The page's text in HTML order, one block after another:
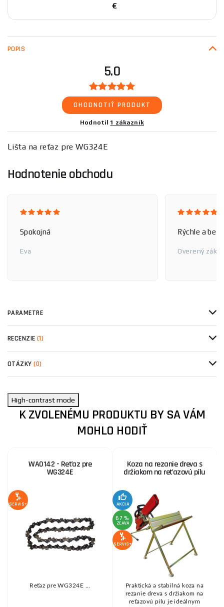
€
POPIS
5.0
OHODNOTIŤ PRODUKT
Hodnotil 1 zákazník
Lišta na reťaz pre WG324E
Hodnotenie obchodu
Spokojná
Eva
Rýchle a
Overený
PARAMETRE
RECENZIE (1)
OTÁZKY(0)
High-contrast mode
K ZVOLENÉMU PRODUKTU BY SA VÁM
MOHLO HODIŤ
WA0142 - Reťaz pre
WG324E
SERVIS+
Reťaz pre WG324E ...
Koza na rezanie dreva s
držiakom na reťazovú pílu
AKCIA
67 %
ZĽAVA
SERVIS+
Praktická a stabilná koza na
rezanie dreva s držiakom na
reťazovú pílu je ideálnym